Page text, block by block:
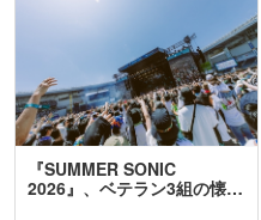
『SUMMER SONIC
2026』、ベテラン3組の懐…